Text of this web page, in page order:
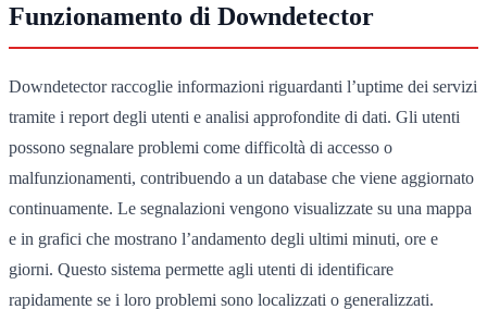
Funzionamento di Downdetector
Downdetector raccoglie informazioni riguardanti l’uptime dei servizi
tramite i report degli utenti e analisi approfondite di dati. Gli utenti
possono segnalare problemi come difficoltà di accesso o
malfunzionamenti, contribuendo a un database che viene aggiornato
continuamente. Le segnalazioni vengono visualizzate su una mappa
e in grafici che mostrano l’andamento degli ultimi minuti, ore e
giorni. Questo sistema permette agli utenti di identificare
rapidamente se i loro problemi sono localizzati o generalizzati.